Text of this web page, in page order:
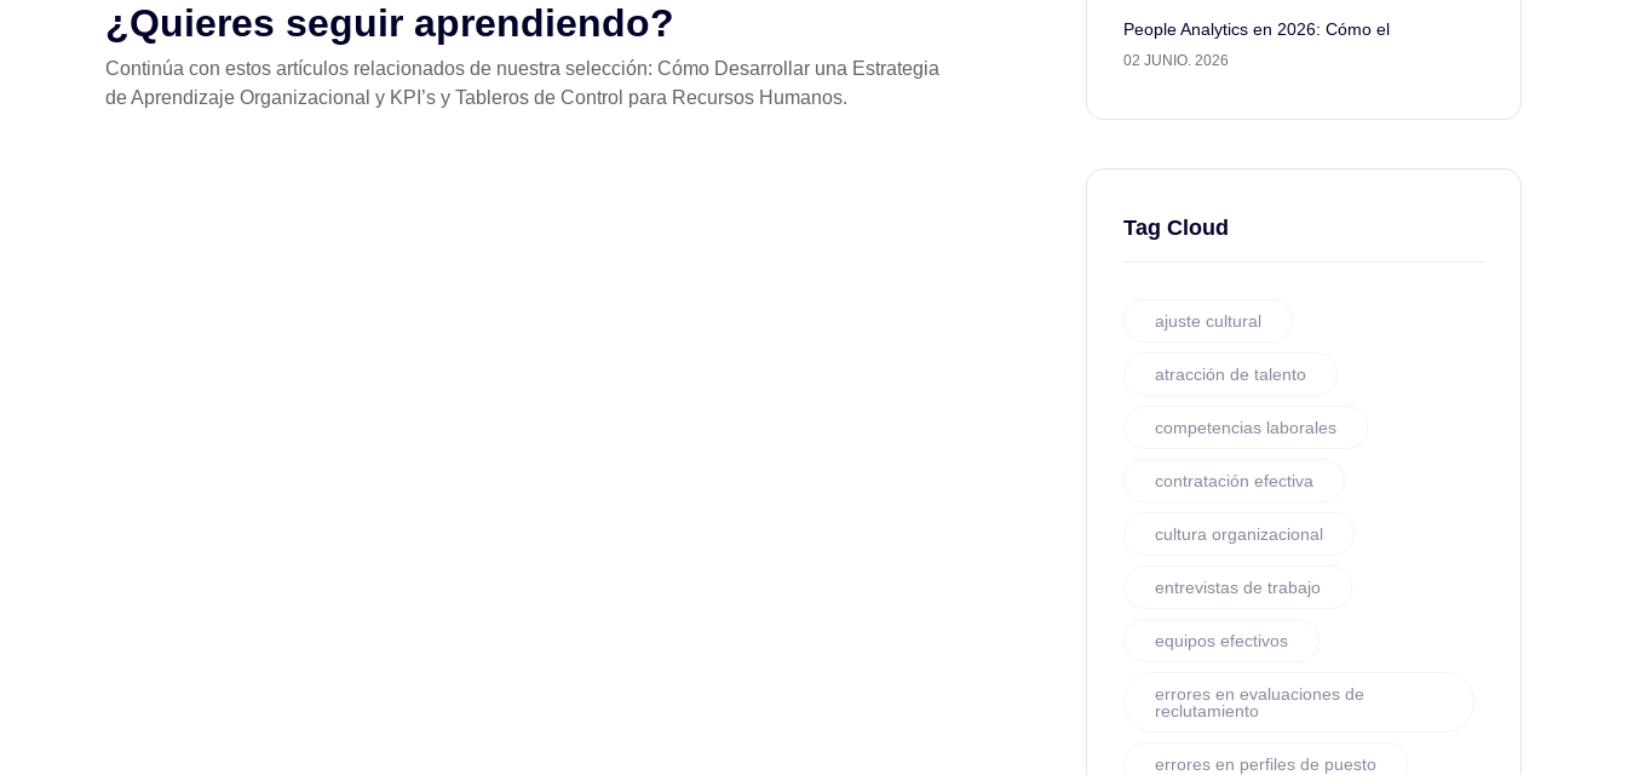
¿Quieres seguir aprendiendo?
Continúa con estos artículos relacionados de nuestra selección: Cómo Desarrollar una Estrategia
de Aprendizaje Organizacional y KPI’s y Tableros de Control para Recursos Humanos.
People Analytics en 2026: Cómo el
02 JUNIO. 2026
Tag Cloud
ajuste cultural
atracción de talento
competencias laborales
contratación efectiva
cultura organizacional
entrevistas de trabajo
equipos efectivos
errores en evaluaciones de
reclutamiento
errores en perfiles de puesto